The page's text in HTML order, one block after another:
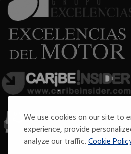
We use cookies on our site to
experience, provide
analyze our traffic.Cookie